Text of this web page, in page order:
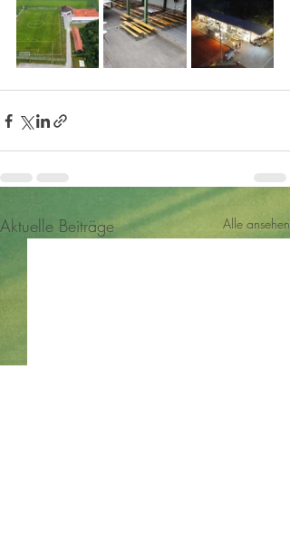
Aktuelle Beiträge Alle ansehen